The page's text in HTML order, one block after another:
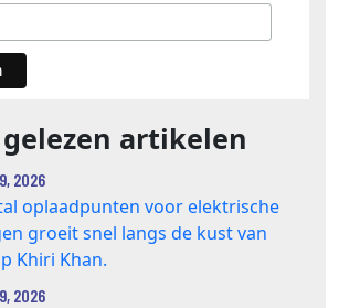
gelezen artikelen
2026
oplaadpunten voor elektrische
groeit snel langs de kust van
Khiri Khan.
2026